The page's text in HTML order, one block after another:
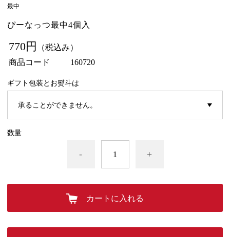
最中
ぴーなっつ最中4個入
770円
（税込み）
商品コード
160720
ギフト包装とお熨斗は
数量
- +
カートに入れる